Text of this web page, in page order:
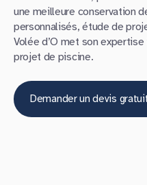
une meilleure conservation
personnalisés, étude de
Volée d’O met son
projet de piscine.
Demander un devis